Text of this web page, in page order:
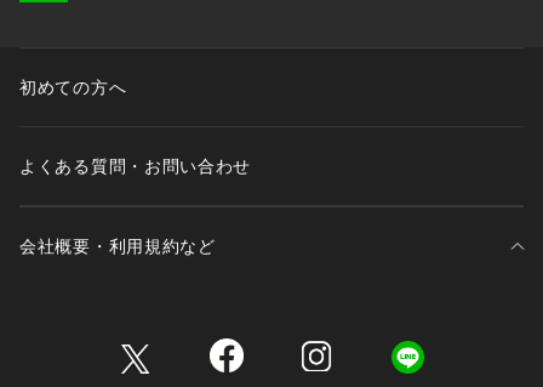
初めての方へ
よくある質問・お問い合わせ
会社概要・利用規約など